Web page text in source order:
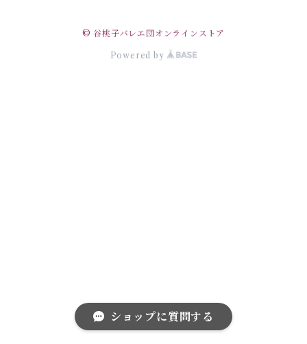
© 谷桃子バレエ団オンラインストア
Powered by
ショップに質問する